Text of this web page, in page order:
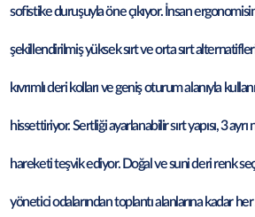
sofistike duruşuyla öne çıkıyor. İnsan
şekillendirilmiş yüksek sırt ve orta sırt
kıvrımlı deri kolları ve geniş oturum alanıyla
hissettiriyor. Sertliği ayarlanabilir sırt yapısı, 3
hareketi teşvik ediyor. Doğal ve suni deri renk
yönetici odalarından toplantı alanlarına kadar